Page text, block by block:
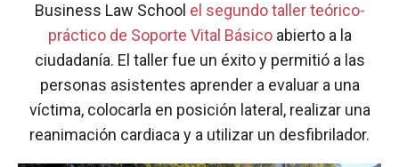
Business Law School el segundo taller teórico-
práctico de Soporte Vital Básicoabierto a la
ciudadanía. El taller fue un éxito y permitió a las
personas asistentes aprender a evaluar a una
víctima, colocarla en posición lateral, realizar una
reanimación cardiaca y a utilizar un desfibrilador.